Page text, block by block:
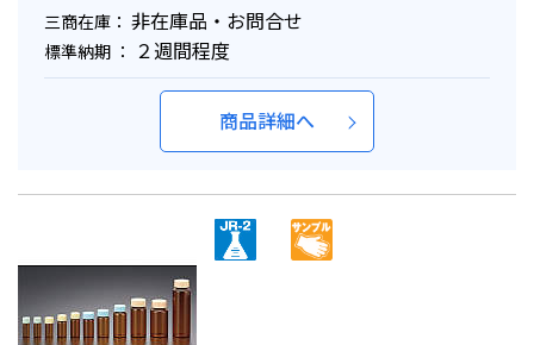
三商在庫： 非在庫品・お問合せ
標準納期 ： ２週間程度
商品詳細へ